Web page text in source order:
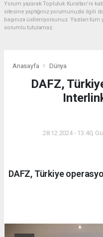
Yorum yazarak Topluluk Kuralları’nı
sitesine yaptığınız yorumunuzla ilgili
başınıza üstleniyorsunuz. Yazılan
sorumlu tutulamaz.
Anasayfa Dünya
DAFZ,
28.12.2024 - 13:40,
DAFZ, Türkiye